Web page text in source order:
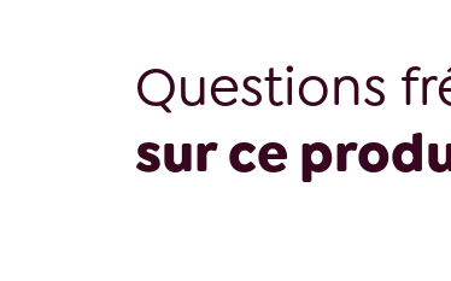
Questions
sur ce